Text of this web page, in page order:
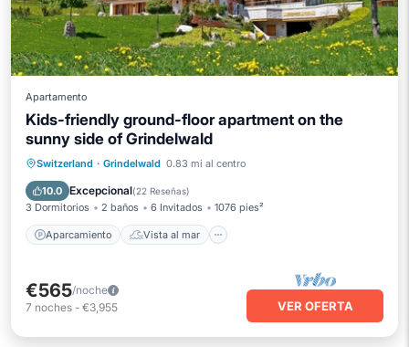
Apartamento
Kids-friendly ground-floor apartment on the
sunny side of Grindelwald
Switzerland · Grindelwald 0.83 mi al centro
10.0 Excepcional(22 Reseñas)
3 Dormitorios 2 baños 6 Invitados 1076 pies²
Aparcamiento Vista al mar
Aparcamiento
Vista al mar
Balcón/Terraza
€565/noche
7 noches - €3,955 VER OFERTA